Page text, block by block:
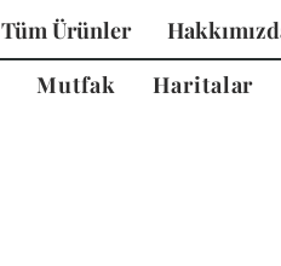
Tüm Ürünler
Mutfak Haritalar